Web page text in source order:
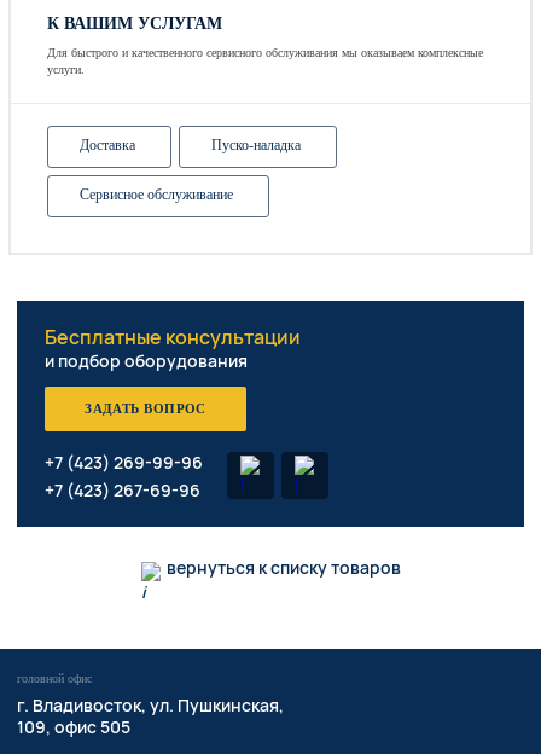
К ВАШИМ УСЛУГАМ
Для быстрого и качественного сервисного обслуживания мы оказываем комплексные
услуги.
Доставка Пуско-наладка
Сервисное обслуживание
Бесплатные консультации
и подбор оборудования
ЗАДАТЬ ВОПРОС
+7 (423) 269-99-96
+7 (423) 267-69-96
вернуться к списку товаров
головной офис
​г. Владивосток, ул. Пушкинская,
109, офис 505